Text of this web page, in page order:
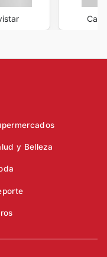
y Belleza